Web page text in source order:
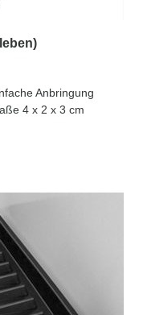
Anbringung
4 x 2 x 3 cm